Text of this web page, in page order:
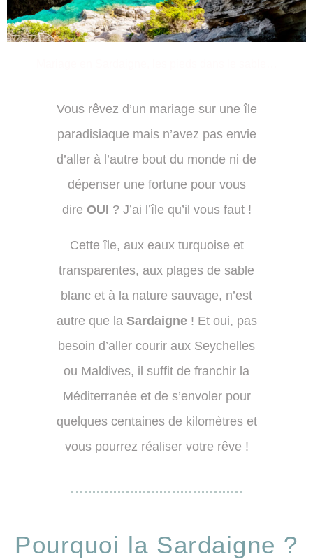
Vous rêvez d’un mariage sur une île
paradisiaque mais n’avez pas envie
d’aller à l’autre bout du monde ni de
dépenser une fortune pour vous
dire OUI ? J’ai l’île qu’il vous faut !
Cette île, aux eaux turquoise et
transparentes, aux plages de sable
blanc et à la nature sauvage, n’est
autre que la Sardaigne! Et oui, pas
besoin d’aller courir aux Seychelles
ou Maldives, il suffit de franchir la
Méditerranée et de s’envoler pour
quelques centaines de kilomètres et
vous pourrez réaliser votre rêve !
Pourquoi la Sardaigne ?